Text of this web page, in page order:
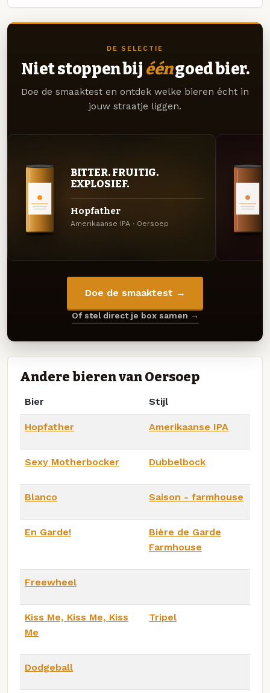
DE SELECTIE
Niet stoppen bij ééngoed bier.
Doe de smaaktest en ontdek welke bieren écht in
jouw straatje liggen.
BITTER. FRUITIG.
EXPLOSIEF.
Hopfather
Amerikaanse IPA · Oersoep
Doe de smaaktest →
Of stel direct je box samen →
Andere bieren van Oersoep
Bier Stijl
Hopfather Amerikaanse IPA
Sexy Motherbocker Dubbelbock
Blanco Saison - farmhouse
En Garde!
Bière de Garde
Farmhouse
Freewheel
Kiss Me, Kiss Me, Kiss
Me
Tripel
Dodgeball